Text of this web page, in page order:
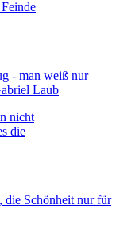
nicht
die